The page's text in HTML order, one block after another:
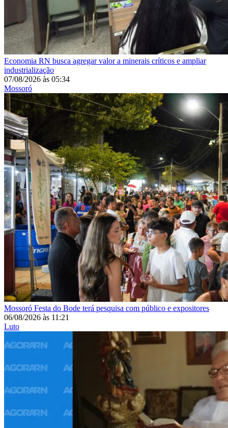
Economia RN busca agregar valor a minerais críticos e ampliar
industrialização
07/08/2026 às 05:34
Mossoró
Mossoró Festa do Bode terá pesquisa com público e expositores
06/08/2026 às 11:21
Luto